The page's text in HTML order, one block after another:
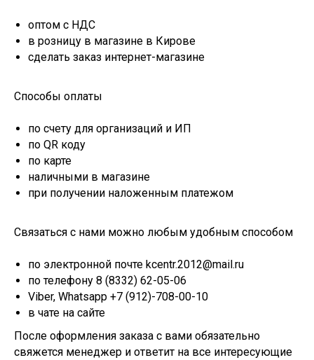
оптом с НДС
в розницу в магазине в Кирове
сделать заказ интернет-магазине
Способы оплаты
по счету для организаций и ИП
по QR коду
по карте
наличными в магазине
при получении наложенным платежом
Связаться с нами можно любым удобным способом
по электронной почте kcentr.2012@mail.ru
по телефону 8 (8332) 62-05-06
Viber, Whatsapp +7 (912)-708-00-10
в чате на сайте
После оформления заказа с вами обязательно
свяжется менеджер и ответит на все интересующие